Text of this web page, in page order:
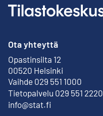
Ota yhteyttä
Opastinsilta 12
00520 Helsinki
Ulkoinen linkki
Vaihde 029 551 1000
Tietopalvelu 029 551 2220
info@stat.fi